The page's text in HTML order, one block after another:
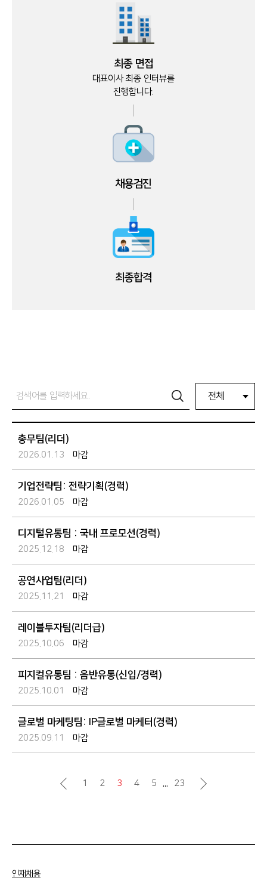
최종 면접
대표이사 최종 인터뷰를
진행합니다.
채용검진
최종합격
전체
총무팀(리더)
2026.01.13 마감
기업전략팀: 전략기획(경력)
2026.01.05 마감
디지털유통팀 : 국내 프로모션(경력)
2025.12.18 마감
공연사업팀(리더)
2025.11.21 마감
레이블투자팀(리더급)
2025.10.06 마감
피지컬유통팀 : 음반유통(신입/경력)
2025.10.01 마감
글로벌 마케팅팀: IP글로벌 마케터(경력)
2025.09.11 마감
1 2 3 4 5 ... 23
인재채용